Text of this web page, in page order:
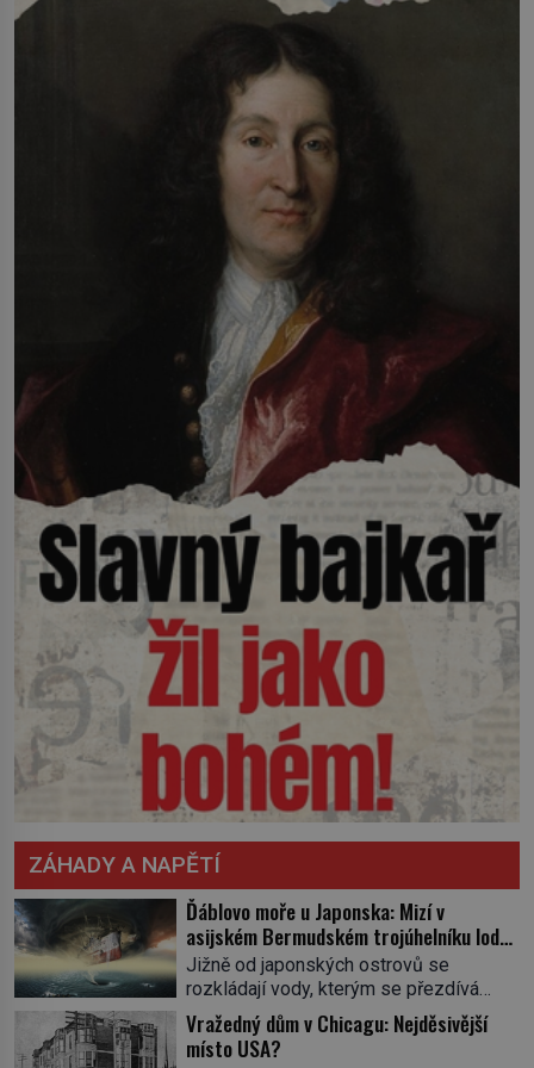
ZÁHADY A NAPĚTÍ
Ďáblovo moře u Japonska: Mizí v
asijském Bermudském trojúhelníku lodě
ve spárech neznámé síly?
Jižně od japonských ostrovů se
rozkládají vody, kterým se přezdívá
Ďáblovo moře. Vypráví se o lodích
mizejících beze stopy, podivných
světlech, zrádných proudech i mořských
Vražedný dům v Chicagu: Nejděsivější
místo USA?